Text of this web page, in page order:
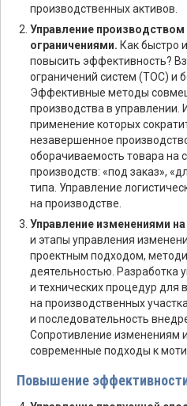
производственных активов.
Управление производством
ограничениями. Как быстро
повысить эффективность?
ограничений систем (TOC) и
Эффективные методы
производства в управлении.
применение которых
незавершенное
оборачиваемость товара на
производств: «под заказ»,
типа. Управление
на производстве.
Управление изменениями
и этапы управления
проектным подходом,
деятельностью. Разработка
и технических процедур для
на производственных
и последовательность
Сопротивление изменениям
современные подходы к
Повышение